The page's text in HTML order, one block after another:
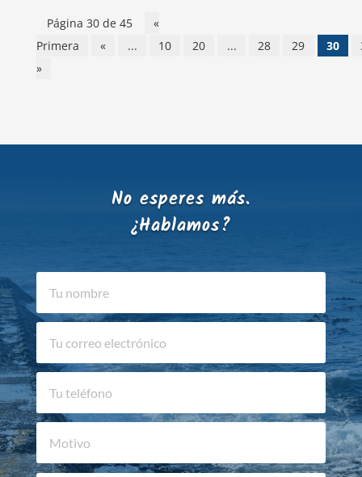
Página 30 de 45
«
Primera
« ... 10 20 ... 28 29 30
»
No esperes más.
¿Hablamos?